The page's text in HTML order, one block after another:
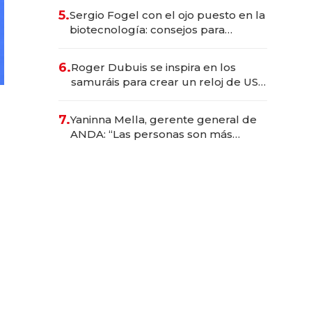
5.Sergio Fogel con el ojo puesto en la
biotecnología: consejos para
6.Roger Dubuis se inspira en los
samuráis para crear un reloj de US$
7.Yaninna Mella, gerente general de
ANDA: “Las personas son más